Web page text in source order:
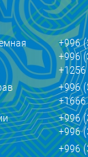
+996
+996
+1256
+996
+1666
+996
+996
+996